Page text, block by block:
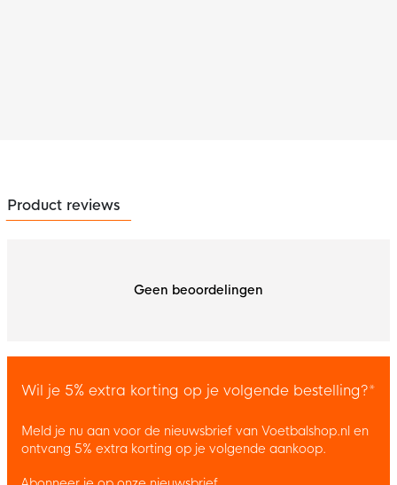
Product reviews
Geen beoordelingen
Wil je 5% extra korting op je volgende bestelling?*
Meld je nu aan voor de nieuwsbrief van Voetbalshop.nl en
ontvang 5% extra korting op je volgende aankoop.